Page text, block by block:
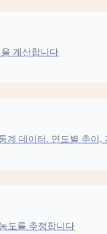
계산합니다
계 데이터. 연도별 추
도를 추정합니다